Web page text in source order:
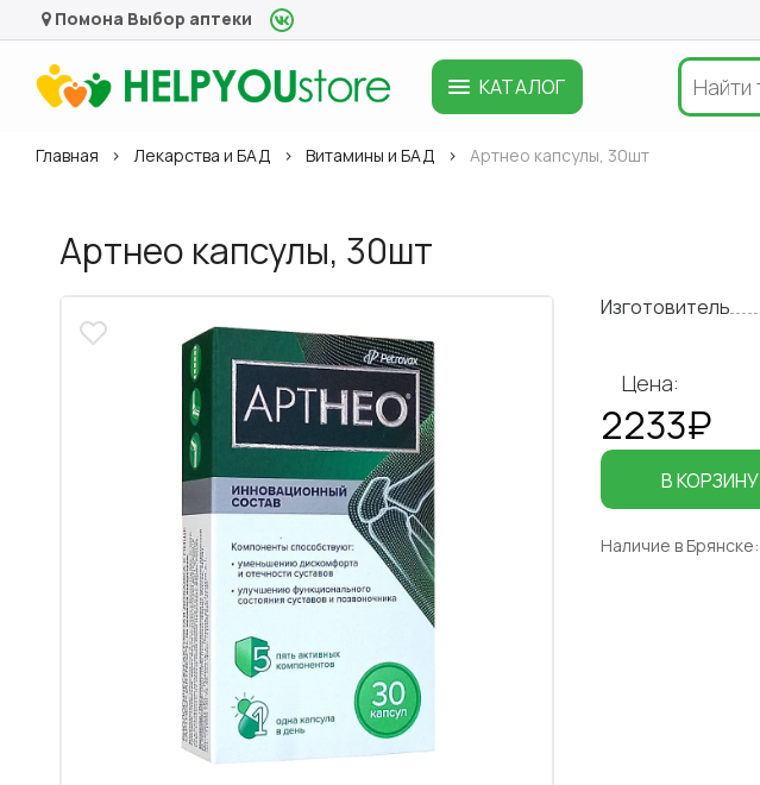
Помона Выбор аптеки
КАТАЛОГ
Главная Лекарства и БАД Витамины и БАД Артнео капсулы, 30шт
Артнео капсулы, 30шт
Изготовитель
Цена:
2233₽
В КОРЗИНУ
Наличие в Брянске: